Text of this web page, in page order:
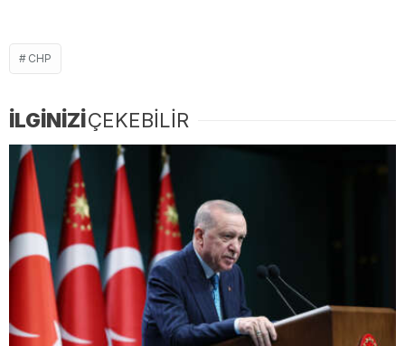
CHP
İLGİNİZİÇEKEBİLİR